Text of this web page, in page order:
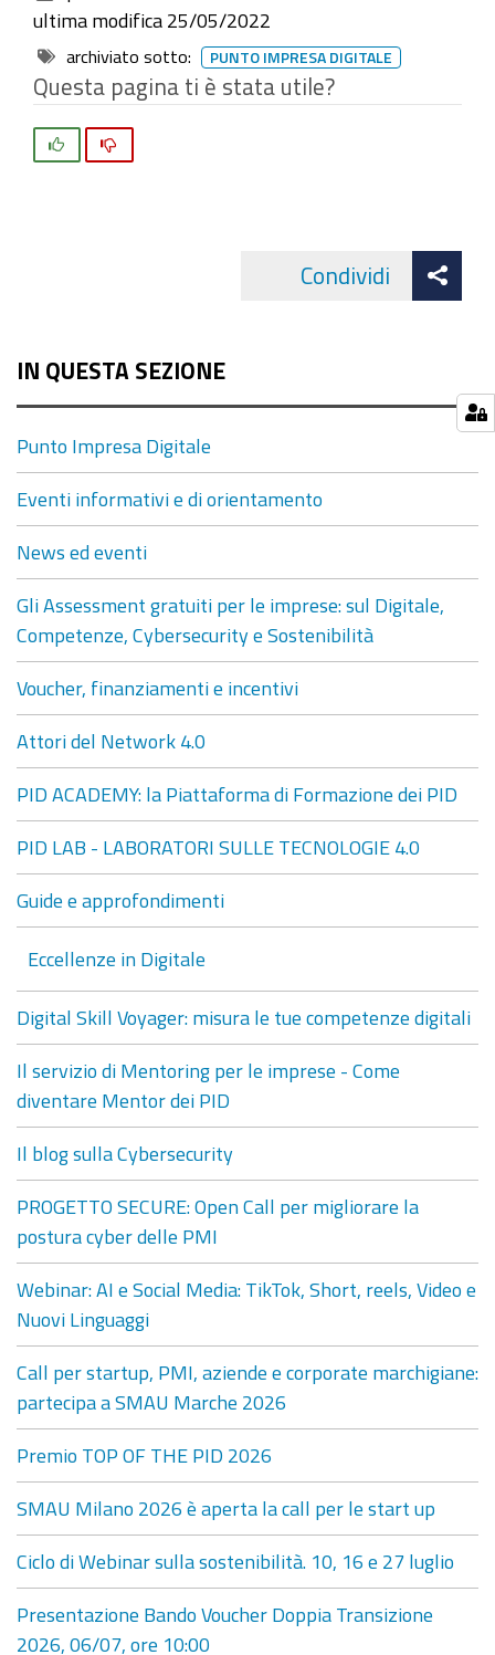
ultima modifica 25/05/2022
archiviato sotto: PUNTO IMPRESA DIGITALE
Questa pagina ti è stata utile?
Condividi
IN QUESTA SEZIONE
Punto Impresa Digitale
Eventi informativi e di orientamento
News ed eventi
Gli Assessment gratuiti per le imprese: sul Digitale,
Competenze, Cybersecurity e Sostenibilità
Voucher, finanziamenti e incentivi
Attori del Network 4.0
PID ACADEMY: la Piattaforma di Formazione dei PID
PID LAB - LABORATORI SULLE TECNOLOGIE 4.0
Guide e approfondimenti
Eccellenze in Digitale
Digital Skill Voyager: misura le tue competenze digitali
Il servizio di Mentoring per le imprese - Come
diventare Mentor dei PID
Il blog sulla Cybersecurity
PROGETTO SECURE: Open Call per migliorare la
postura cyber delle PMI
Webinar: AI e Social Media: TikTok, Short, reels, Video e
Nuovi Linguaggi
Call per startup, PMI, aziende e corporate marchigiane:
partecipa a SMAU Marche 2026
Premio TOP OF THE PID 2026
SMAU Milano 2026 è aperta la call per le start up
Ciclo di Webinar sulla sostenibilità. 10, 16 e 27 luglio
Presentazione Bando Voucher Doppia Transizione
2026, 06/07, ore 10:00